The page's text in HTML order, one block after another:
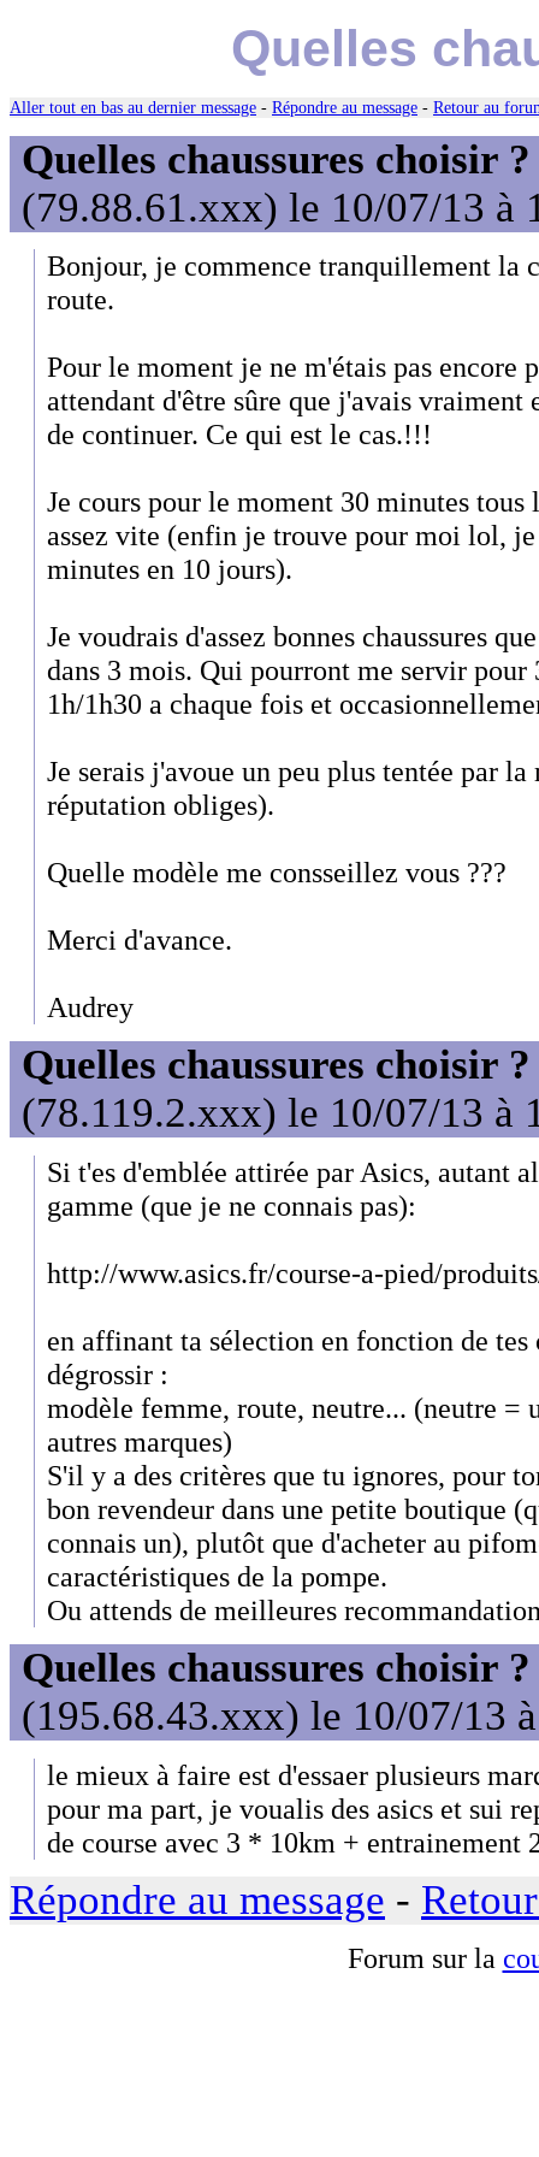
Quelles
Aller tout en bas au dernier message - Répondre au message - Retour au
Quelles chaussures choisir ?
(79.88.61.xxx) le 10/07/13 à
Bonjour, je commence tranquillement la
route.
Pour le moment je ne m'étais pas encore
attendant d'être sûre que j'avais
de continuer. Ce qui est le cas.!!!
Je cours pour le moment 30 minutes tous
assez vite (enfin je trouve pour moi lol, je
minutes en 10 jours).
Je voudrais d'assez bonnes chaussures
dans 3 mois. Qui pourront me servir
1h/1h30 a chaque fois et
Je serais j'avoue un peu plus tentée par
réputation obliges).
Quelle modèle me consseillez vous ???
Merci d'avance.
Audrey
Quelles chaussures choisir ?
(78.119.2.xxx) le 10/07/13 à
Si t'es d'emblée attirée par Asics, autant
gamme (que je ne connais pas):
http://www.asics.fr/course-a-pied/
en affinant ta sélection en fonction de tes
dégrossir :
modèle femme, route, neutre... (neutre =
autres marques)
S'il y a des critères que tu ignores, pour
bon revendeur dans une petite boutique
connais un), plutôt que d'acheter au
caractéristiques de la pompe.
Ou attends de meilleures
Quelles chaussures choisir ?
(195.68.43.xxx) le 10/07/13
le mieux à faire est d'essaer plusieurs
pour ma part, je voualis des asics et sui
de course avec 3 * 10km + entrainement
Répondre au message -
Forum sur la